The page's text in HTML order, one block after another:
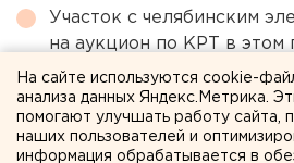
Участок с челябинским
на аукцион по КРТ в этом
Город в Свердловской
несуществующее озеро
Под Екатеринбургом
На сайте используются cookie-
анализа данных Яндекс.Метрика.
помогают улучшать работу сайта,
наших пользователей и
информация обрабатывается в